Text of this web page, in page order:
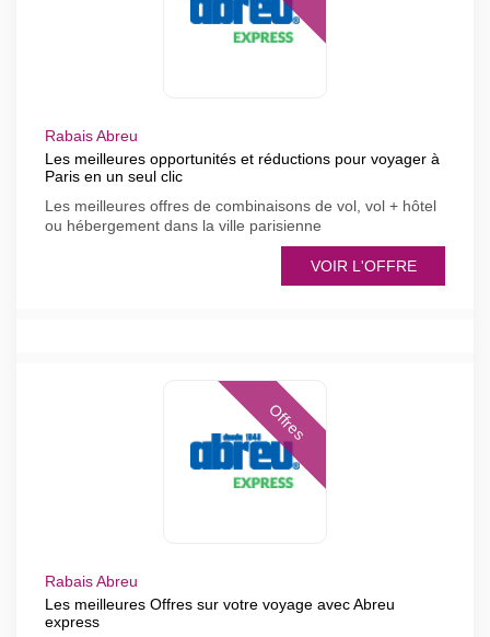
Rabais Abreu
Les meilleures opportunités et réductions pour voyager à
Paris en un seul clic
Les meilleures offres de combinaisons de vol, vol + hôtel
ou hébergement dans la ville parisienne
VOIR L'OFFRE
Offres
Rabais Abreu
Les meilleures Offres sur votre voyage avec Abreu
express